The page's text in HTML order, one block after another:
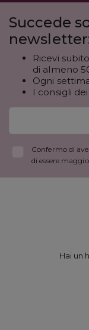
Succede
Ricevi
di almeno
Ogni
I consigli
Confermo di
di essere
Hai un